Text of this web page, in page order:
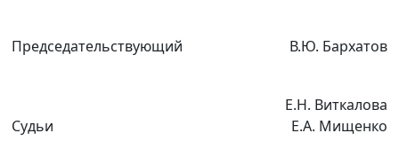
Председательствующий В.Ю. Бархатов
Судьи
Е.Н. Виткалова
Е.А. Мищенко